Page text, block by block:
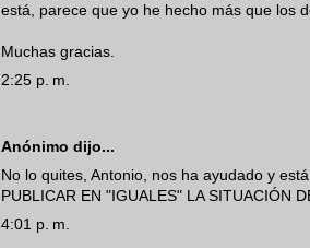
está, parece que yo he hecho más que los
Muchas gracias.
2:25 p. m.
Anónimo dijo...
No lo quites, Antonio, nos ha ayudado y
PUBLICAR EN "IGUALES" LA SITUACIÓN
4:01 p. m.